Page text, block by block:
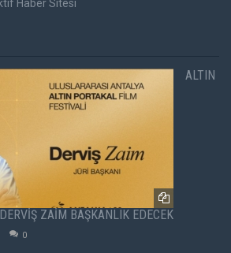
Haber Sitesi
ALTIN
ZAİM BAŞKANLIK EDECEK
0